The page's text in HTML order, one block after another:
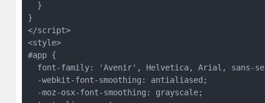
  }
}
</script>
<style>
#app {
font-family: 'Avenir', Helvetica, Arial, sans-
  -webkit-font-smoothing: antialiased;
  -moz-osx-font-smoothing: grayscale;